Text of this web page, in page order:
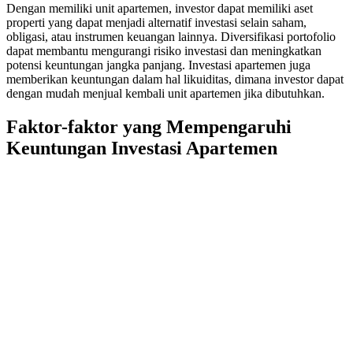
Dengan memiliki unit apartemen, investor dapat memiliki aset
properti yang dapat menjadi alternatif investasi selain saham,
obligasi, atau instrumen keuangan lainnya. Diversifikasi portofolio
dapat membantu mengurangi risiko investasi dan meningkatkan
potensi keuntungan jangka panjang. Investasi apartemen juga
memberikan keuntungan dalam hal likuiditas, dimana investor dapat
dengan mudah menjual kembali unit apartemen jika dibutuhkan.
Faktor-faktor yang Mempengaruhi
Keuntungan Investasi Apartemen